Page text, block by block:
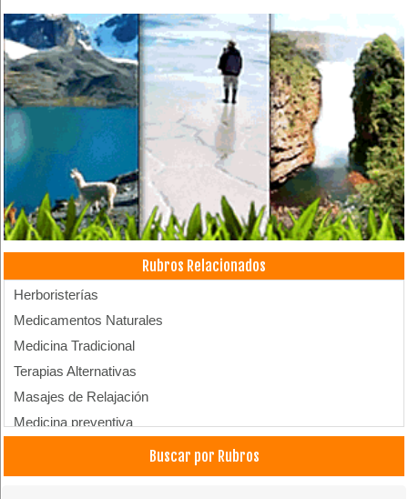
Rubros Relacionados
Herboristerías
Medicamentos Naturales
Medicina Tradicional
Terapias Alternativas
Masajes de Relajación
Medicina preventiva
Buscar por Rubros